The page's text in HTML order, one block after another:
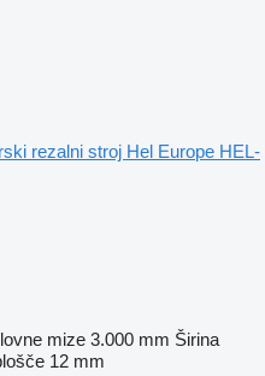
rezalni stroj Hel Europe HEL-
mize 3.000 mm Širina
12 mm